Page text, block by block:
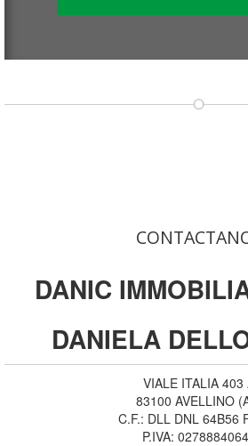
DANIC
DANIELA
VIALE ITALIA 403
83100 AVELLINO (
C.F.: DLL DNL 64B56
P.IVA: